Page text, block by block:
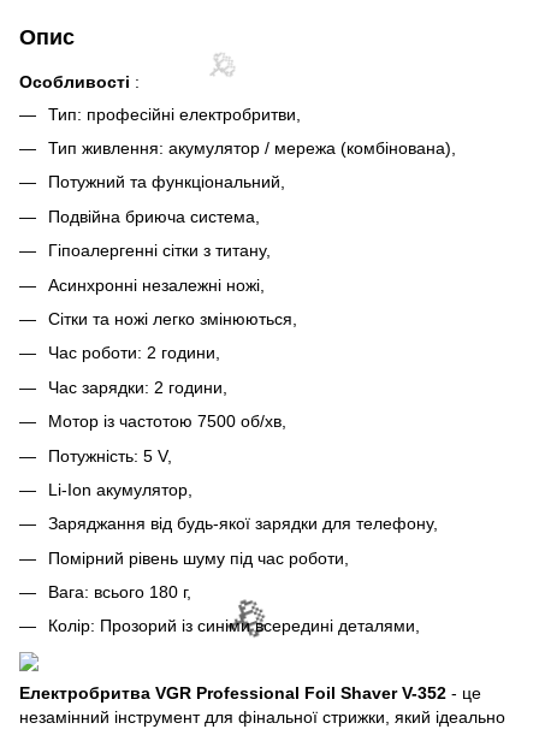
Опис
Особливості :
Тип: професійні електробритви,
Тип живлення: акумулятор / мережа (комбінована),
Потужний та функціональний,
Подвійна бриюча система,
Гіпоалергенні сітки з титану,
Асинхронні незалежні ножі,
Сітки та ножі легко змінюються,
Час роботи: 2 години,
Час зарядки: 2 години,
Мотор із частотою 7500 об/хв,
Потужність: 5 V,
Li-Ion акумулятор,
Заряджання від будь-якої зарядки для телефону,
Помірний рівень шуму під час роботи,
Вага: всього 180 г,
Колір: Прозорий із синіми всередині деталями,
Електробритва VGR Professional Foil Shaver V-352 - це
незамінний інструмент для фінальної стрижки, який ідеально
🌹